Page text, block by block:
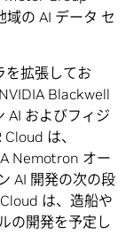
の AI データ セ
を拡張してお
Blackwell
AI およびフィジ
は、
Nemotron オー
AI 開発の次の段
は、造船や
の開発を予定し